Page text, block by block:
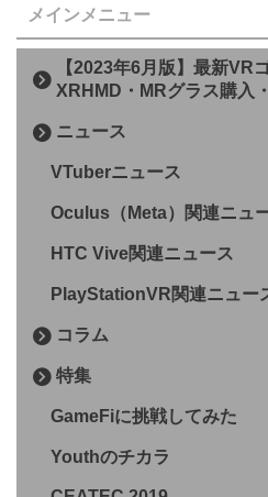
メインメニュー
【2023年6月版】最新VR
XRHMD・MRグラス購入
ニュース
VTuberニュース
Oculus（Meta）関連ニュ
HTC Vive関連ニュース
PlayStationVR関連ニュー
コラム
特集
GameFiに挑戦してみた
Youthのチカラ